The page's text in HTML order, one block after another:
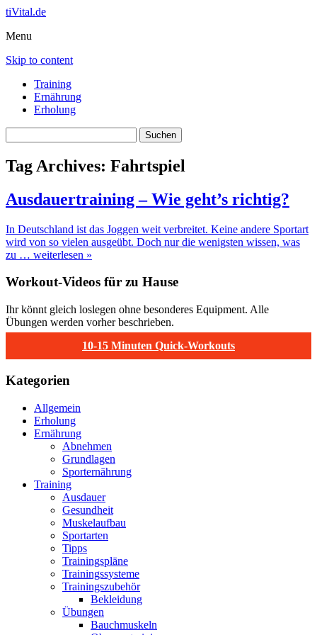
tiVital.de
Menu
Skip to content
Training
Ernährung
Erholung
nach:
Tag Archives: Fahrtspiel
Ausdauertraining – Wie geht’s richtig?
In Deutschland ist das Joggen weit verbreitet. Keine andere Sportart
wird von so vielen ausgeübt. Doch nur die wenigsten wissen, was
zu … weiterlesen »
Workout-Videos für zu Hause
Ihr könnt gleich loslegen ohne besonderes Equipment. Alle
Übungen werden vorher beschrieben.
10-15 Minuten Quick-Workouts
Kategorien
Allgemein
Erholung
Ernährung
Abnehmen
Grundlagen
Sporternährung
Training
Ausdauer
Gesundheit
Muskelaufbau
Sportarten
Tipps
Trainingspläne
Trainingssysteme
Trainingszubehör
Bekleidung
Übungen
Bauchmuskeln